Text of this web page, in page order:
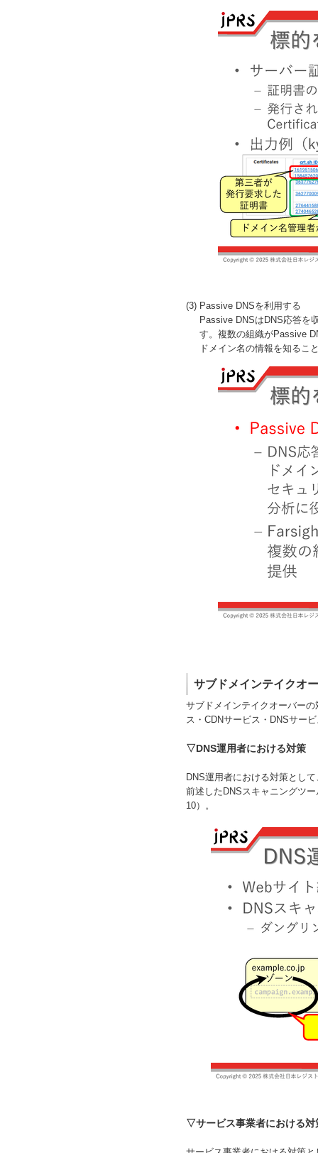
(3) Passive DNSを利用する
Passive DNSはDNS応答を
す。複数の組織がPassive
ドメイン名の情報を知るこ
サブドメインテイクオ
サブドメインテイクオーバー
ス・CDNサービス・DNSサー
▽DNS運用者における対策
DNS運用者における対策とし
前述したDNSスキャニングツ
10）。
▽サービス事業者における対